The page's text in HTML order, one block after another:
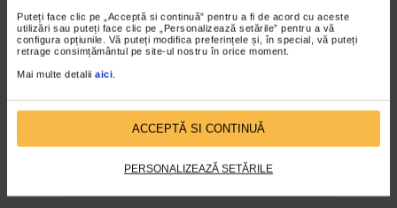
Puteți face clic pe „Acceptă si continuă” pentru a fi de acord cu aceste
utilizări sau puteți face clic pe „Personalizează setările” pentru a vă
configura opțiunile. Vă puteți modifica preferințele și, în special, vă puteți
retrage consimțământul pe site-ul nostru în orice moment.
Mai multe detalii aici.
ACCEPTĂ SI CONTINUĂ
PERSONALIZEAZĂ SETĂRILE
Premiul GoldArt decernat
echipei SensoTV